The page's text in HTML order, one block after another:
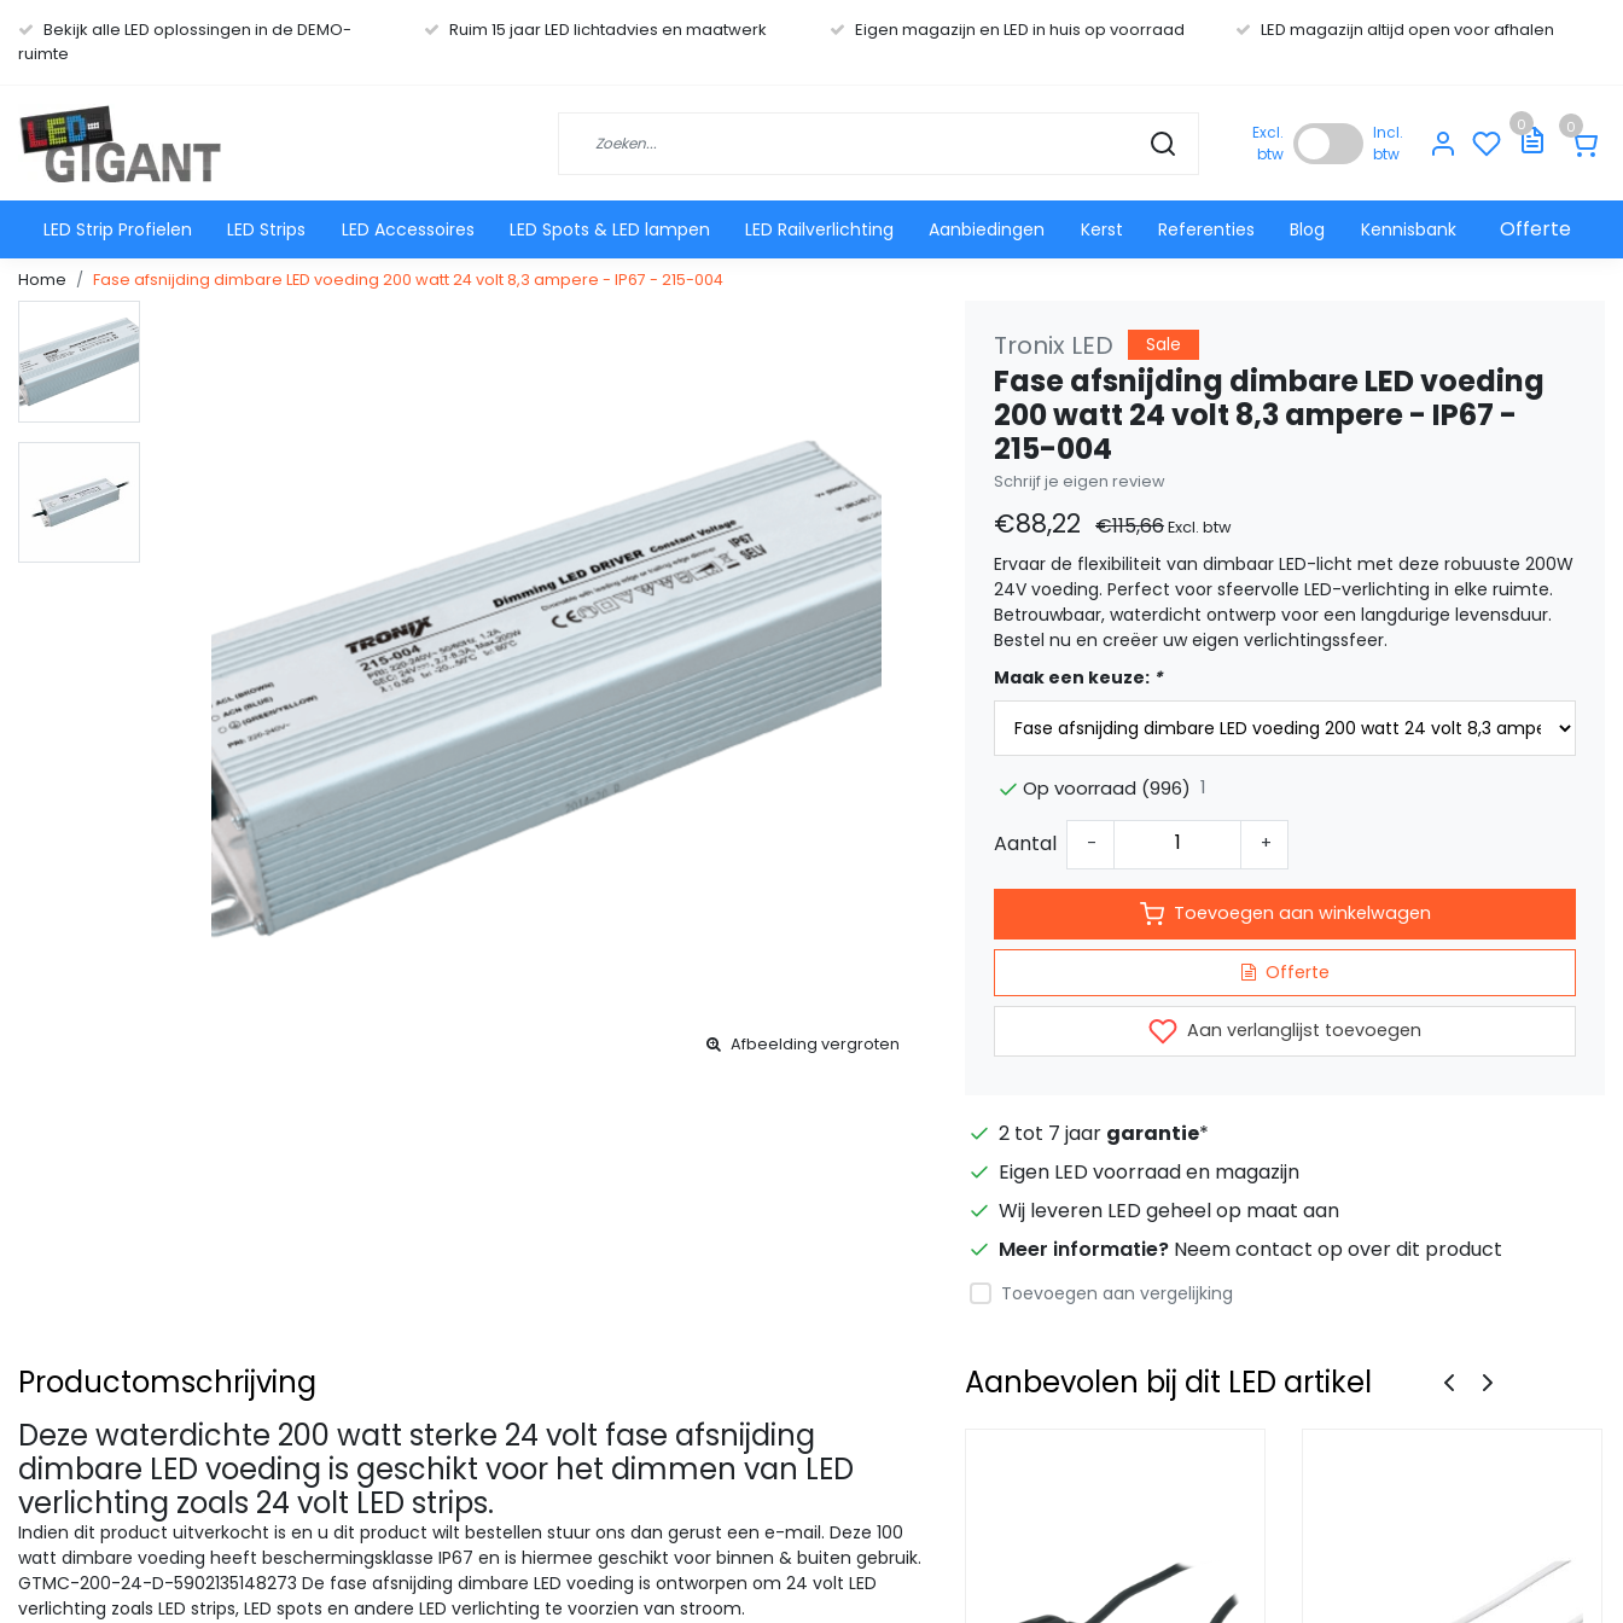
Bekijk alle LED oplossingen in de DEMO-
ruimte
Ruim 15 jaar LED lichtadvies en maatwerk Eigen magazijn en LED in huis op voorraad LED magazijn altijd open voor afhalen
Excl.
btw
Incl.
btw
0 0
LED Strip Profielen LED Strips LED Accessoires LED Spots & LED lampen LED Railverlichting Aanbiedingen Kerst Referenties Blog Kennisbank Offerte
Home Fase afsnijding dimbare LED voeding 200 watt 24 volt 8,3 ampere - IP67 - 215-004
Afbeelding vergroten
Tronix LED Sale
Fase afsnijding dimbare LED voeding
200 watt 24 volt 8,3 ampere - IP67 -
215-004
Schrijf je eigen review
€88,22 €115,66Excl. btw
Ervaar de flexibiliteit van dimbaar LED-licht met deze robuuste 200W
24V voeding. Perfect voor sfeervolle LED-verlichting in elke ruimte.
Betrouwbaar, waterdicht ontwerp voor een langdurige levensduur.
Bestel nu en creëer uw eigen verlichtingssfeer.
Maak een keuze: *
Op voorraad (996) 1
Aantal - +
Toevoegen aan winkelwagen
Offerte
Aan verlanglijst toevoegen
2 tot 7 jaar garantie*
Eigen LED voorraad en magazijn
Wij leveren LED geheel op maat aan
Meer informatie? Neem contact op over dit product
Toevoegen aan vergelijking
Productomschrijving
Deze waterdichte 200 watt sterke 24 volt fase afsnijding
dimbare LED voeding is geschikt voor het dimmen van LED
verlichting zoals 24 volt LED strips.
Indien dit product uitverkocht is en u dit product wilt bestellen stuur ons dan gerust een e-mail. Deze 100
watt dimbare voeding heeft beschermingsklasse IP67 en is hiermee geschikt voor binnen & buiten gebruik.
GTMC-200-24-D-5902135148273 De fase afsnijding dimbare LED voeding is ontworpen om 24 volt LED
verlichting zoals LED strips, LED spots en andere LED verlichting te voorzien van stroom.
Aanbevolen bij dit LED artikel